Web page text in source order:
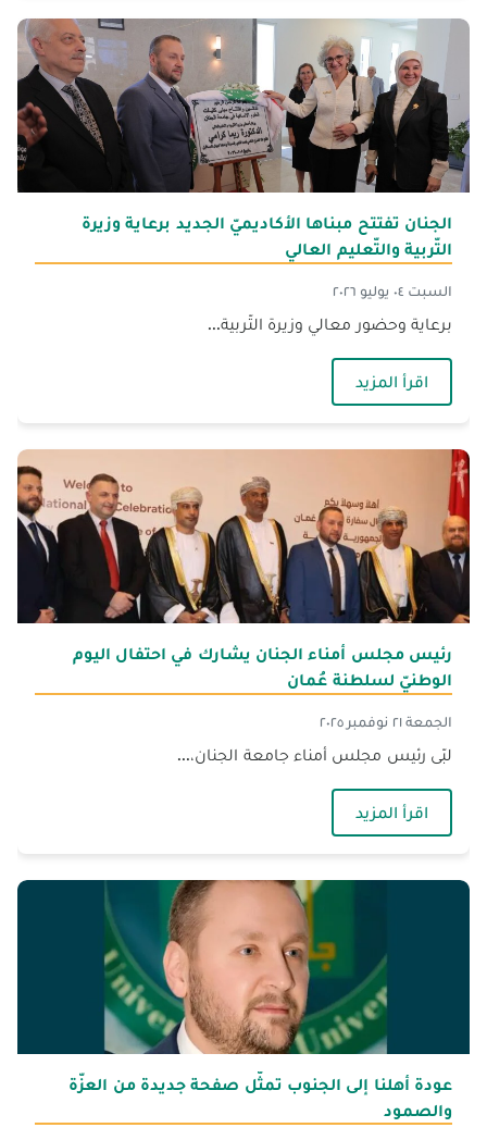
الجنان تفتتح مبناها الأكاديميّ الجديد برعاية وزيرة
التّربية والتّعليم العالي
السبت ٠٤ يوليو ٢٠٢٦
برعاية وحضور معالي وزيرة التّربية...
اقرأ المزيد— الجنان تفتتح مبناها الأكاديميّ الجديد برعاية
رئيس مجلس أمناء الجنان يشارك في احتفال اليوم
الوطنيّ لسلطنة عُمان
الجمعة ٢١ نوفمبر ٢٠٢٥
لبّى رئيس مجلس أمناء جامعة الجنان،...
اقرأ المزيد
عودة أهلنا إلى الجنوب تمثّل صفحة جديدة من العزّة
والصمود